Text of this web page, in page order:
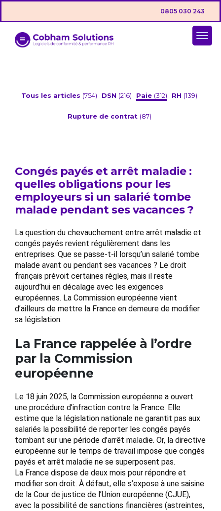
0805 030 243
Tous les articles (754) DSN (216) Paie (312) RH (139)
Rupture de contrat (87)
Congés payés et arrêt maladie :
quelles obligations pour les
employeurs si un salarié tombe
malade pendant ses vacances ?
La question du chevauchement entre arrêt maladie et
congés payés revient régulièrement dans les
entreprises. Que se passe-t-il lorsqu’un salarié tombe
malade avant ou pendant ses vacances ? Le droit
français prévoit certaines règles, mais il reste
aujourd’hui en décalage avec les exigences
européennes. La Commission européenne vient
d’ailleurs de mettre la France en demeure de modifier
sa législation.
La France rappelée à l’ordre
par la Commission
européenne
Le 18 juin 2025, la Commission européenne a ouvert
une procédure d’infraction contre la France. Elle
estime que la législation nationale ne garantit pas aux
salariés la possibilité de reporter les congés payés
tombant sur une période d’arrêt maladie. Or, la directive
européenne sur le temps de travail impose que congés
payés et arrêt maladie ne se superposent pas.
La France dispose de deux mois pour répondre et
modifier son droit. À défaut, elle s’expose à une saisine
de la Cour de justice de l’Union européenne (CJUE),
avec la possibilité de sanctions financières (astreintes,